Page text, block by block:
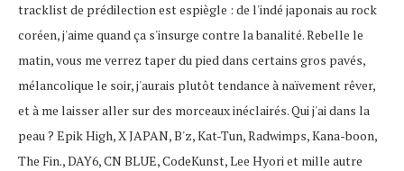
tracklist de prédilection est espiègle : de l'indé japonais au rock
coréen, j'aime quand ça s'insurge contre la banalité. Rebelle le
matin, vous me verrez taper du pied dans certains gros pavés,
mélancolique le soir, j'aurais plutôt tendance à naïvement rêver,
et à me laisser aller sur des morceaux inéclairés. Qui j'ai dans la
peau ? Epik High, X JAPAN, B'z, Kat-Tun, Radwimps, Kana-boon,
The Fin., DAY6, CN BLUE, CodeKunst, Lee Hyori et mille autre